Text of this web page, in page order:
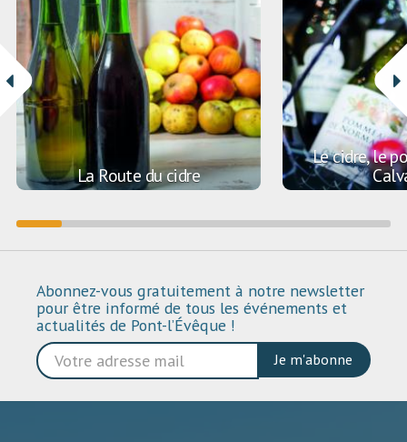
La Route du cidre
Le cidre, le
Abonnez-vous gratuitement à notre newsletter
pour être informé de tous les événements et
actualités de Pont-l’Évêque !
Je m'abonne